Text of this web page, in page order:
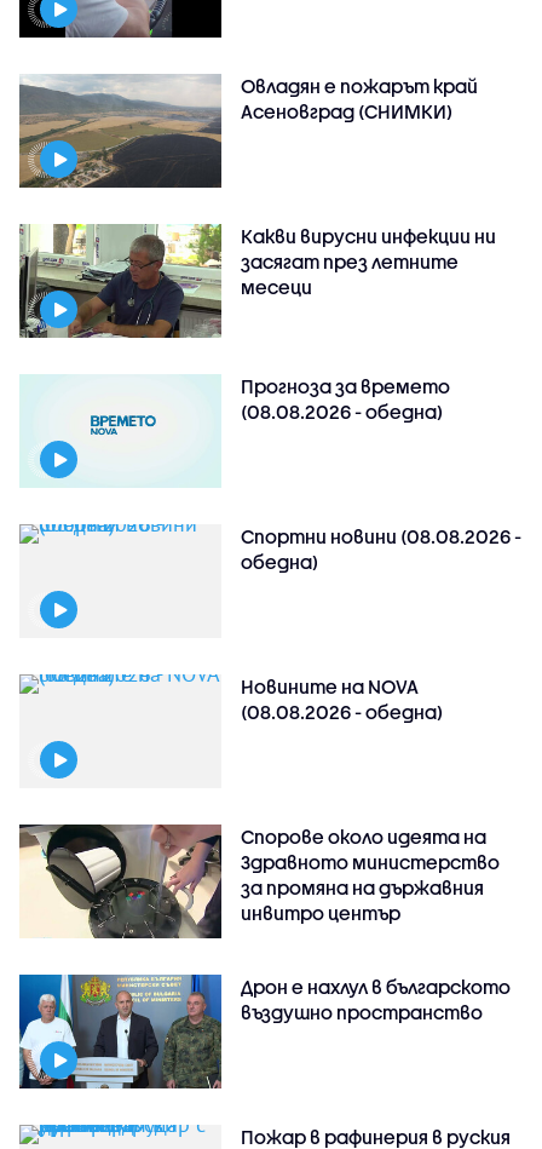
Овладян е пожарът край
Асеновград (СНИМКИ)
Какви вирусни инфекции ни
засягат през летните
месеци
Прогноза за времето
(08.08.2026 - обедна)
Спортни новини (08.08.2026 -
обедна)
Новините на NOVA
(08.08.2026 - обедна)
Спорове около идеята на
Здравното министерство
за промяна на държавния
инвитро център
Дрон е нахлул в българското
въздушно пространство
Пожар в рафинерия в руския